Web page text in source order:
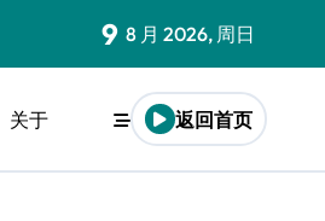
9 8 月 2026, 周日
关于 返回首页